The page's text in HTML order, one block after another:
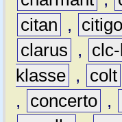
citan
, citigo
clarus
,
klasse , colt
,
concerto ,